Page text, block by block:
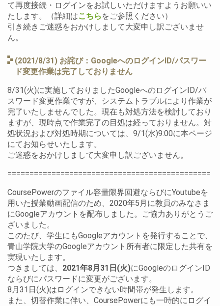
て再度接続・ログインをお試しいただけますようお願いい
たします。（詳細はこちら をご参照ください）
引き続きご迷惑をおかけしまして大変申し訳ございませ
ん。
(2021/8/31) お詫び：GoogleへのログインID/パスワー
ド変更作業は完了しておりません
8/31(火)に実施しておりましたGoogleへのログインID/パ
スワード変更作業ですが、システムトラブルにより作業が
完了いたしませんでした。現在も対処方法を検討しており
ますが、現時点で作業完了の目処は経っておりません。対
処状況および対処時期については、9/1(水)9:00に本ページ
にてお知らせいたします。
ご迷惑をおかけしまして大変申し訳ございません。
==============================================
CoursePowerのファイル容量限界回避ならびにYoutubeを
用いた授業動画配信のため、2020年5月に教員のみなさま
にGoogleアカウントを配布しました。ご協力ありがとうご
ざいました。
このたび、学生にもGoogleアカウントを発行することで、
青山学院大学のGoogleアカウント所有者に限定した共有を
実現いたします。
つきましては、 2021年8月31日(火)にGoogleのログインID
ならびにパスワードに変更がございます。
8月31日(火)はログインできない時間帯が発生します。
また、切替作業に伴い、CoursePowerにも一時的にログイ